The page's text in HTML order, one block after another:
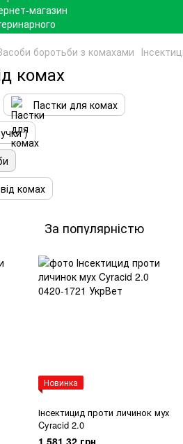
боротьби з комахами
комах
Пастки для комах
)
комах
За популярністю
Новинка
Інсектицид проти личинок мух
Cyracid 2.0
1 581.32 грн